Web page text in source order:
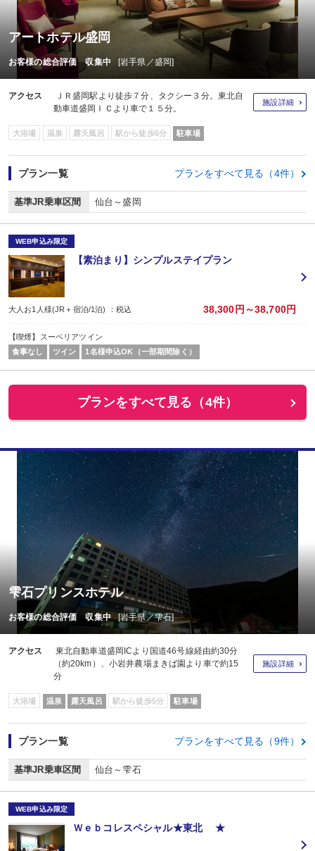
アートホテル盛岡
お客様の総合評価 収集中 [岩手県／盛岡]
アクセス
ＪＲ盛岡駅より徒歩７分、タクシー３分。東北自
動車道盛岡ＩＣより車で１５分。
施設詳細
大浴場 温泉 露天風呂 駅から徒歩5分 駐車場
プラン一覧 プランをすべて見る（4件）
基準JR乗車区間 仙台～盛岡
WEB申込み限定
【素泊まり】シンプルステイプラン
大人お1人様(JR＋宿泊/1泊) ：税込 38,300円～38,700円
【喫煙】スーペリアツイン
食事なし
ツイン 1名様申込OK（一部期間除く）
プランをすべて見る（4件）
雫石プリンスホテル
お客様の総合評価 収集中 [岩手県／雫石]
アクセス
東北自動車道盛岡ICより国道46号線経由約30分
（約20km）、小岩井農場まきば園より車で約15
分
施設詳細
大浴場 温泉 露天風呂 駅から徒歩5分 駐車場
プラン一覧 プランをすべて見る（9件）
基準JR乗車区間 仙台～雫石
WEB申込み限定
Ｗｅｂコレスペシャル★東北 ★